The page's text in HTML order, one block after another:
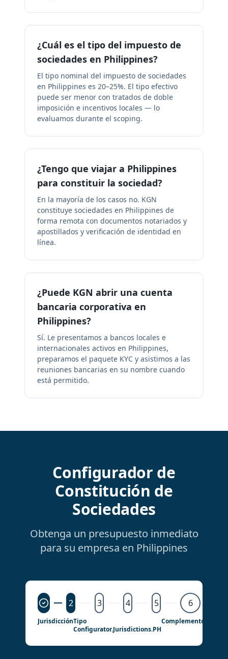
¿Cuál es el tipo del impuesto de
sociedades en Philippines?
El tipo nominal del impuesto de sociedades
en Philippines es 20–25%. El tipo efectivo
puede ser menor con tratados de doble
imposición e incentivos locales — lo
evaluamos durante el scoping.
¿Tengo que viajar a Philippines
para constituir la sociedad?
En la mayoría de los casos no. KGN
constituye sociedades en Philippines de
forma remota con documentos notariados y
apostillados y verificación de identidad en
línea.
¿Puede KGN abrir una cuenta
bancaria corporativa en
Philippines?
Sí. Le presentamos a bancos locales e
internacionales activos en Philippines,
preparamos el paquete KYC y asistimos a las
reuniones bancarias en su nombre cuando
está permitido.
Configurador de
Constitución de
Sociedades
Obtenga un presupuesto inmediato
para su empresa en Philippines
2 3 4 5 6
JurisdicciónTipo
Configurator.jurisdictions.PH
Complementos